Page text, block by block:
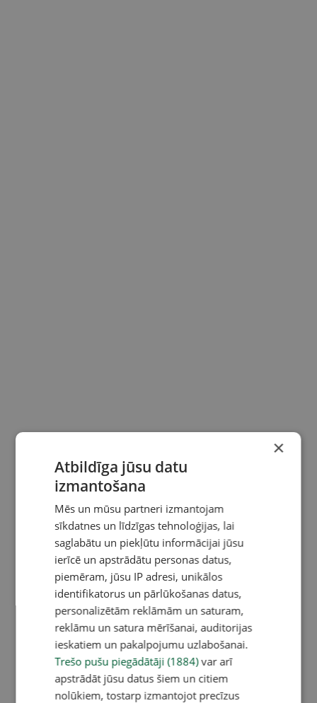
×
Atbildīga jūsu datu
izmantošana
Mēs un mūsu partneri izmantojam
sīkdatnes un līdzīgas tehnoloģijas, lai
saglabātu un piekļūtu informācijai jūsu
ierīcē un apstrādātu personas datus,
piemēram, jūsu IP adresi, unikālos
identifikatorus un pārlūkošanas datus,
personalizētām reklāmām un saturam,
reklāmu un satura mērīšanai, auditorijas
ieskatiem un pakalpojumu uzlabošanai.
Trešo pušu piegādātāji (1884)var arī
apstrādāt jūsu datus šiem un citiem
nolūkiem, tostarp izmantojot precīzus